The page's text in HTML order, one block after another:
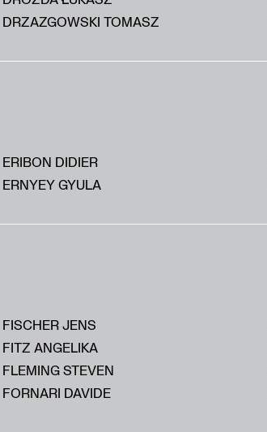
DRZAZGOWSKI TOMASZ
ERIBON DIDIER
ERNYEY GYULA
FISCHER JENS
FITZ ANGELIKA
FLEMING STEVEN
FORNARI DAVIDE